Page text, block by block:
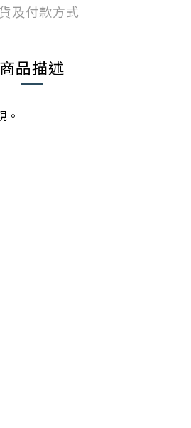
及付款方式
商品描述
。